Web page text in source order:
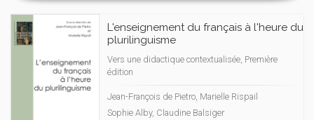
L'enseignement du français à l'heure du
plurilinguisme
Vers une didactique contextualisée, Première
édition
Jean-François de Pietro, Marielle Rispail
Sophie Alby, Claudine Balsiger